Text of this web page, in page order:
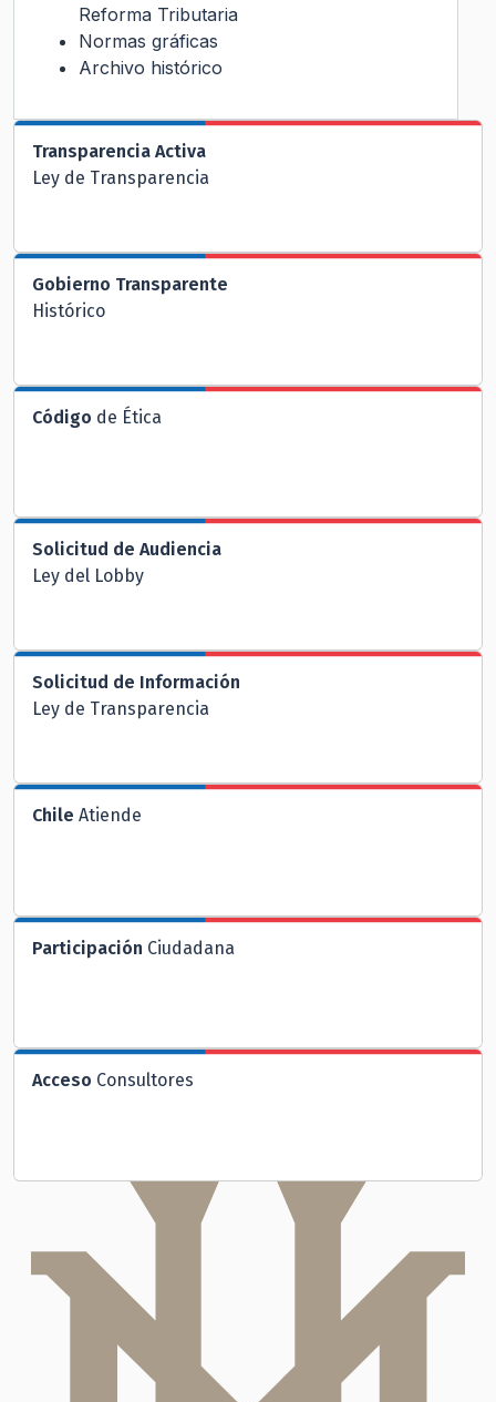
Reforma Tributaria
Normas gráficas
Archivo histórico
Transparencia Activa
Ley de Transparencia
Gobierno Transparente
Histórico
Código de Ética
Solicitud de Audiencia
Ley del Lobby
Solicitud de Información
Ley de Transparencia
Chile Atiende
Participación Ciudadana
Acceso Consultores